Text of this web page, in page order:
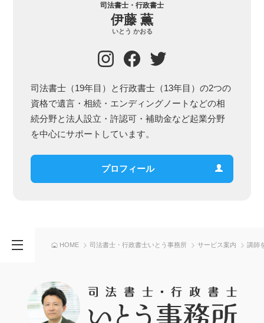
司法書士・行政書士
伊藤 薫
いとう かおる
司法書士（19年目）と行政書士（13年目）の2つの
資格で遺言・相続・エンディングノートなどの相
続分野と法人設立・許認可・補助金など起業分野
を中心にサポートしています。
プロフィール
HOME 司法書士・行政書士いとう事務所 サービス案内 講師